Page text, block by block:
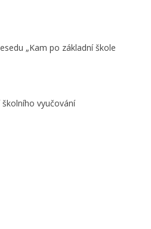
„Kam po základní škole
vyučování